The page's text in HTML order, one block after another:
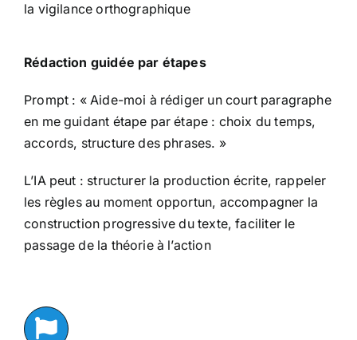
la vigilance orthographique
Rédaction guidée par étapes
Prompt : « Aide-moi à rédiger un court paragraphe
en me guidant étape par étape : choix du temps,
accords, structure des phrases. »
L’IA peut : structurer la production écrite, rappeler
les règles au moment opportun, accompagner la
construction progressive du texte, faciliter le
passage de la théorie à l’action